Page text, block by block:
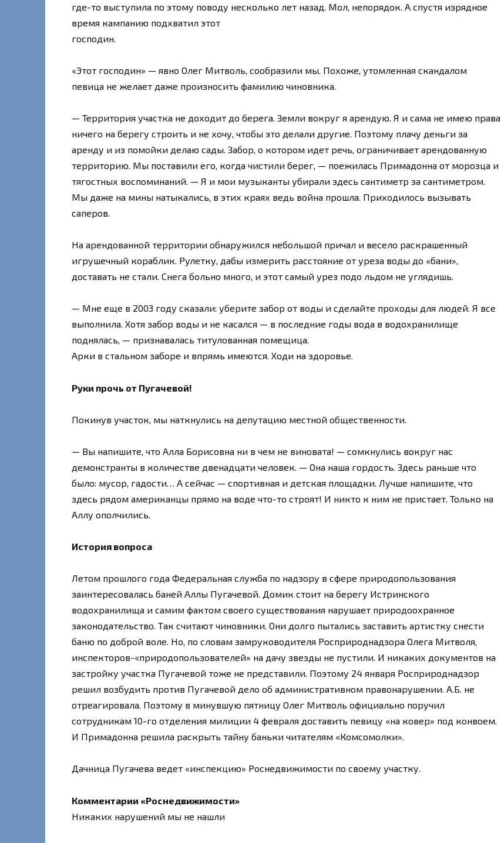
где-то выступила по этому поводу несколько лет назад. Мол, непорядок. А спустя изрядное
время кампанию подхватил этот
господин.
«Этот господин» — явно Олег Митволь, сообразили мы. Похоже, утомленная скандалом
певица не желает даже произносить фамилию чиновника.
— Территория участка не доходит до берега. Земли вокруг я арендую. Я и сама не имею права
ничего на берегу строить и не хочу, чтобы это делали другие. Поэтому плачу деньги за
аренду и из помойки делаю сады. Забор, о котором идет речь, ограничивает арендованную
территорию. Мы поставили его, когда чистили берег, — поежилась Примадонна от морозца и
тягостных воспоминаний. — Я и мои музыканты убирали здесь сантиметр за сантиметром.
Мы даже на мины натыкались, в этих краях ведь война прошла. Приходилось вызывать
саперов.
На арендованной территории обнаружился небольшой причал и весело раскрашенный
игрушечный кораблик. Рулетку, дабы измерить расстояние от уреза воды до «бани»,
доставать не стали. Снега больно много, и этот самый урез подо льдом не углядишь.
— Мне еще в 2003 году сказали: уберите забор от воды и сделайте проходы для людей. Я все
выполнила. Хотя забор воды и не касался — в последние годы вода в водохранилище
поднялась, — признавалась титулованная помещица.
Арки в стальном заборе и впрямь имеются. Ходи на здоровье.
Руки прочь от Пугачевой!
Покинув участок, мы наткнулись на депутацию местной общественности.
— Вы напишите, что Алла Борисовна ни в чем не виновата! — сомкнулись вокруг нас
демонстранты в количестве двенадцати человек. — Она наша гордость. Здесь раньше что
было: мусор, гадости… А сейчас — спортивная и детская площадки. Лучше напишите, что
здесь рядом американцы прямо на воде что-то строят! И никто к ним не пристает. Только на
Аллу ополчились.
История вопроса
Летом прошлого года Федеральная служба по надзору в сфере природопользования
заинтересовалась баней Аллы Пугачевой. Домик стоит на берегу Истринского
водохранилища и самим фактом своего существования нарушает природоохранное
законодательство. Так считают чиновники. Они долго пытались заставить артистку снести
баню по доброй воле. Но, по словам замруководителя Росприроднадзора Олега Митволя,
инспекторов-«природопользователей» на дачу звезды не пустили. И никаких документов на
застройку участка Пугачевой тоже не представили. Поэтому 24 января Росприроднадзор
решил возбудить против Пугачевой дело об административном правонарушении. А.Б. не
отреагировала. Поэтому в минувшую пятницу Олег Митволь официально поручил
сотрудникам 10-го отделения милиции 4 февраля доставить певицу «на ковер» под конвоем.
И Примадонна решила раскрыть тайну баньки читателям «Комсомолки».
Дачница Пугачева ведет «инспекцию» Роснедвижимости по своему участку.
Комментарии «Роснедвижимости»
Никаких нарушений мы не нашли